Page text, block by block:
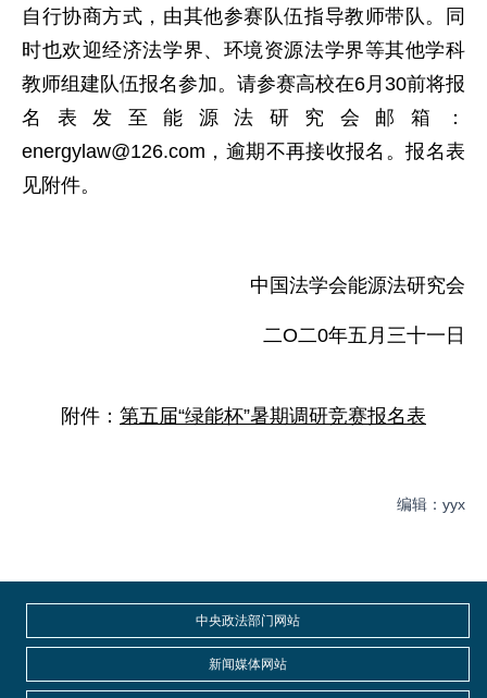
自行协商方式，由其他参赛队伍指导教师带队。同
时也欢迎经济法学界、环境资源法学界等其他学科
教师组建队伍报名参加。请参赛高校在6月30前将报
名表发至能源法研究会邮箱：
energylaw@126.com，逾期不再接收报名。报名表
见附件。
中国法学会能源法研究会
二O二0年五月三十一日
附件： 第五届“绿能杯”暑期调研竞赛报名表
编辑：yyx
中央政法部门网站
新闻媒体网站